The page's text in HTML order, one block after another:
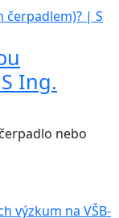
Ing.
nebo